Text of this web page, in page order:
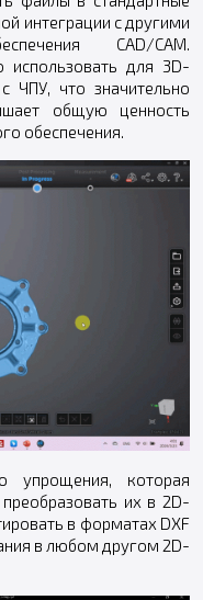
интеграции с другими
CAD/CAM.
для 3D-
ЧПУ, что значительно
общую ценность
обеспечения.
упрощения, которая
их в 2D-
в форматах DXF
в любом другом 2D-